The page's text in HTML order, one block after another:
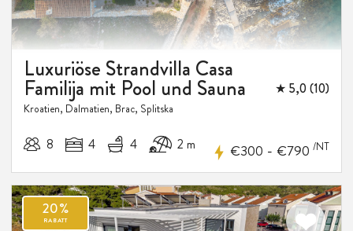
Luxuriöse Strandvilla Casa
Familija mit Pool und Sauna ★ 5,0 (10)
Kroatien, Dalmatien, Brac, Splitska
8 4 4 2 m €300 - €790 /NT